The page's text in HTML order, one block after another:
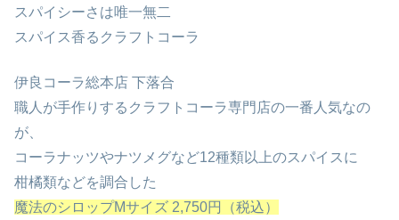
スパイシーさは唯一無二
スパイス香るクラフトコーラ
伊良コーラ総本店 下落合
職人が手作りするクラフトコーラ専門店の一番人気なの
が、
コーラナッツやナツメグなど12種類以上のスパイスに
柑橘類などを調合した
魔法のシロップMサイズ 2,750円（税込）